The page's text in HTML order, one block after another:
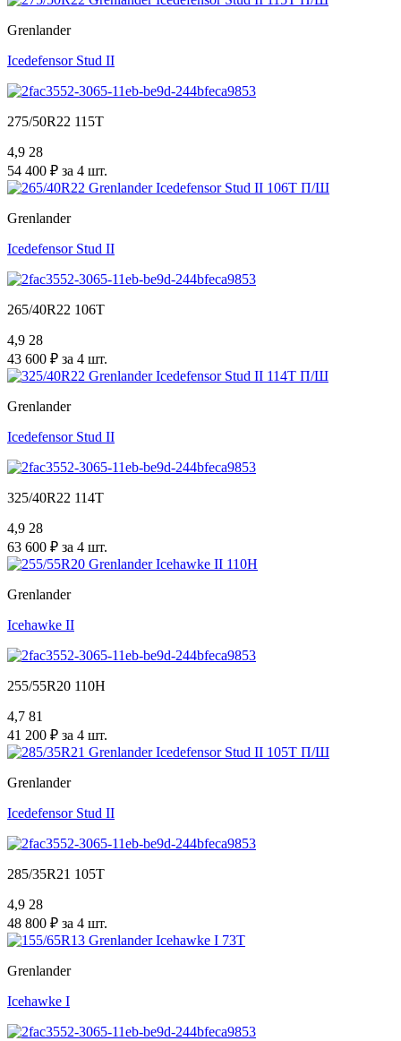
Grenlander
Icedefensor Stud II
275/50R22 115T
4,9 28
54 400 ₽ за 4 шт.
Grenlander
Icedefensor Stud II
265/40R22 106T
4,9 28
43 600 ₽ за 4 шт.
Grenlander
Icedefensor Stud II
325/40R22 114T
4,9 28
63 600 ₽ за 4 шт.
Grenlander
Icehawke II
255/55R20 110H
4,7 81
41 200 ₽ за 4 шт.
Grenlander
Icedefensor Stud II
285/35R21 105T
4,9 28
48 800 ₽ за 4 шт.
Grenlander
Icehawke I